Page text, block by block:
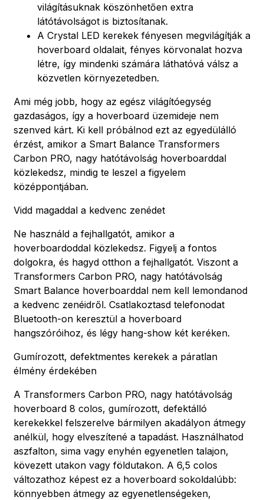
világításuknak köszönhetően extra
látótávolságot is biztosítanak.
A Crystal LED kerekek fényesen megvilágítják a
hoverboard oldalait, fényes körvonalat hozva
létre, így mindenki számára láthatóvá válsz a
közvetlen környezetedben.
Ami még jobb, hogy az egész világítóegység
gazdaságos, így a hoverboard üzemideje nem
szenved kárt. Ki kell próbálnod ezt az egyedülálló
érzést, amikor a Smart Balance Transformers
Carbon PRO, nagy hatótávolság hoverboarddal
közlekedsz, mindig te leszel a figyelem
középpontjában.
Vidd magaddal a kedvenc zenédet
Ne használd a fejhallgatót, amikor a
hoverboardoddal közlekedsz. Figyelj a fontos
dolgokra, és hagyd otthon a fejhallgatót. Viszont a
Transformers Carbon PRO, nagy hatótávolság
Smart Balance hoverboarddal nem kell lemondanod
a kedvenc zenéidről. Csatlakoztasd telefonodat
Bluetooth-on keresztül a hoverboard
hangszóróihoz, és légy hang-show két keréken.
Gumírozott, defektmentes kerekek a páratlan
élmény érdekében
A Transformers Carbon PRO, nagy hatótávolság
hoverboard 8 colos, gumírozott, defektálló
kerekekkel felszerelve bármilyen akadályon átmegy
anélkül, hogy elveszítené a tapadást. Használhatod
aszfalton, sima vagy enyhén egyenetlen talajon,
kövezett utakon vagy földutakon. A 6,5 colos
változathoz képest ez a hoverboard sokoldalúbb:
könnyebben átmegy az egyenetlenségeken,